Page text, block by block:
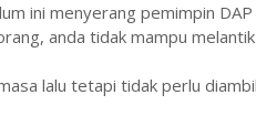
ini menyerang pemimpin
anda tidak mampu
lalu tetapi tidak perlu